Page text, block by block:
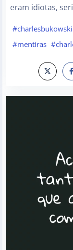
eram idiotas,
#charlesbukowski
#mentiras